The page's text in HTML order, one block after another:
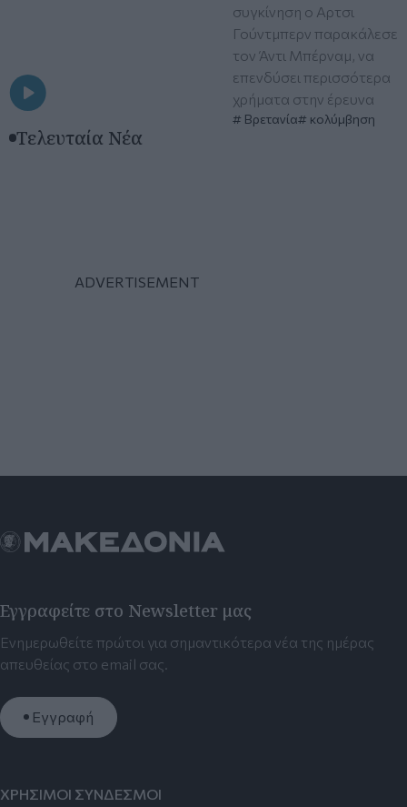
συγκίνηση ο Αρτσι
Γούντμπερν παρακάλεσε
τον Άντι Μπέρναμ, να
επενδύσει περισσότερα
χρήματα στην έρευνα
Βρετανία κολύμβηση
Τελευταία Νέα
Εγγραφείτε στο Newsletter μας
Ενημερωθείτε πρώτοι για σημαντικότερα νέα της ημέρας
απευθείας στο email σας.
Εγγραφή
ΧΡΗΣΙΜΟΙ ΣΥΝΔΕΣΜΟΙ